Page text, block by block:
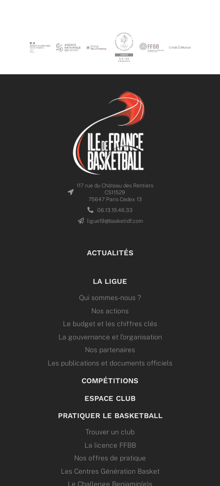
117 rue du Château des Rentiers
CS11529
75647 Paris Cedex 13
06.13.19.46.33
ligue19@basketidf.com
ACTUALITÉS
LA LIGUE
Qui sommes-nous ?
Nos actions
Le budget et les chiffres clés
La gouvernance et l’organisation
Nos partenaires
Les publications et documents officiels
COMPÉTITIONS
ESPACE CLUB
PRATIQUER LE BASKETBALL
Trouver un club
La licence FFBB
Nos offres de pratique
Les Centres Génération Basket
Le Challenge Benjamin(e)s